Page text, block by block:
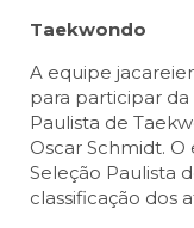
Taekwondo
A equipe
para participar
Paulista de
Oscar Schmidt.
Seleção Paulista
classificação dos